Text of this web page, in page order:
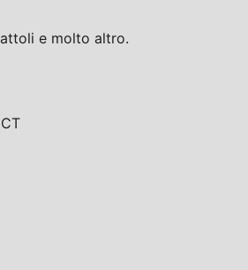
e molto altro.